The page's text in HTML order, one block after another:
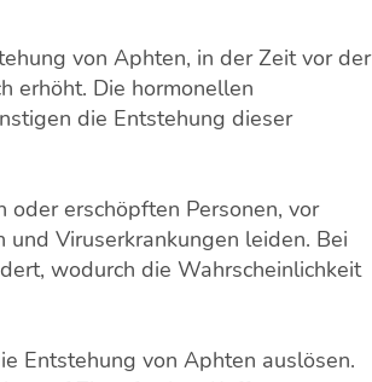
von Aphten, in der Zeit vor der
erhöht. Die hormonellen
die Entstehung dieser
erschöpften Personen, vor
Viruserkrankungen leiden. Bei
wodurch die Wahrscheinlichkeit
Entstehung von Aphten auslösen.